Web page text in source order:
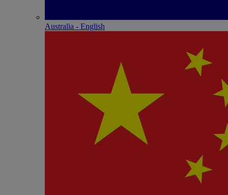
Australia - English